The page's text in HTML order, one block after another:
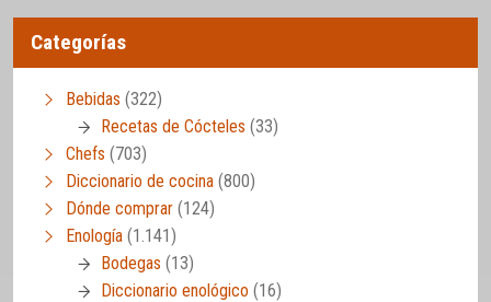
Categorías
Bebidas (322)
Recetas de Cócteles (33)
Chefs (703)
Diccionario de cocina (800)
Dónde comprar (124)
Enología (1.141)
Bodegas (13)
Diccionario enológico (16)